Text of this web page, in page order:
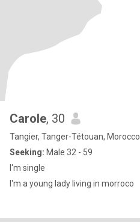
Carole, 30
Tangier, Tanger-Tétouan, Morocco
Seeking: Male 32 - 59
I'm single
I'm a young lady living in morroco